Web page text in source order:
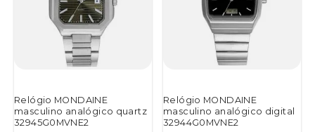
Relógio MONDAINE
masculino analógico quartz
32945G0MVNE2
Relógio MONDAINE
masculino analógico digital
32944G0MVNE2